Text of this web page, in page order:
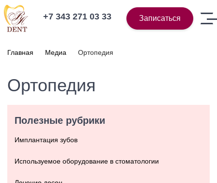
+7 343 271 03 33 Записаться
Главная Медиа Ортопедия
Ортопедия
Полезные рубрики
Имплантация зубов
Используемое оборудование в стоматологии